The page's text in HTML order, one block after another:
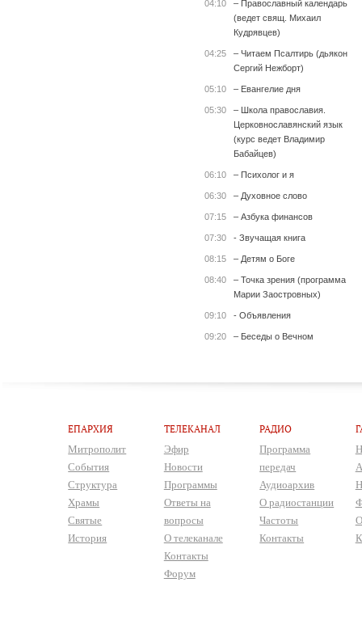
04:10
– Православный календарь
(ведет свящ. Михаил
Кудрявцев)
04:25
– Читаем Псалтирь (дьякон
Сергий Нежборт)
05:10 – Евангелие дня
05:30
– Школа православия.
Церковнославянский язык
(курс ведет Владимир
Бабайцев)
06:10 – Психолог и я
06:30 – Духовное слово
07:15 – Азбука финансов
07:30 - Звучащая книга
08:15 – Детям о Боге
08:40
– Точка зрения (программа
Марии Заостровных)
09:10 - Объявления
09:20 – Беседы о Вечном
ЕПАРХИЯ
Митрополит
События
Структура
Храмы
Святые
История
ТЕЛЕКАНАЛ
Эфир
Новости
Программы
Ответы на
вопросы
О телеканале
Контакты
Форум
РАДИО
Программа
передач
Аудиоархив
О радиостанции
Частоты
Контакты